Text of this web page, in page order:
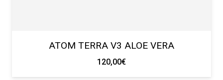
ATOM TERRA V3 ALOE VERA
120,00€